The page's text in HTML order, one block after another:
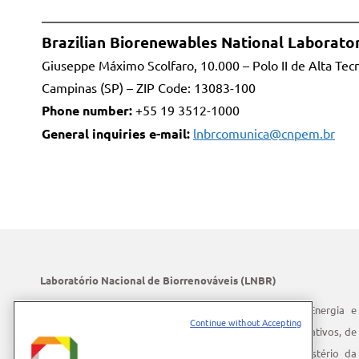
Brazilian Biorenewables National
Giuseppe Máximo Scolfaro, 10.000 – Polo II de Alta
Campinas (SP) – ZIP Code: 13083-100
Phone number: +55 19 3512-1000
General inquiries e-mail: lnbrcomunica@cnpem.br
Laboratório Nacional de Biorrenováveis (LNBR)
O LNBR integra o Centro Nacional de Pesquisa em Energia e
Materiais (CNPEM) – uma instituição privada, sem fins lucrativos, de
pesquisa e desenvolvimento sob a supervisão do Ministério da
Continue without Accepting